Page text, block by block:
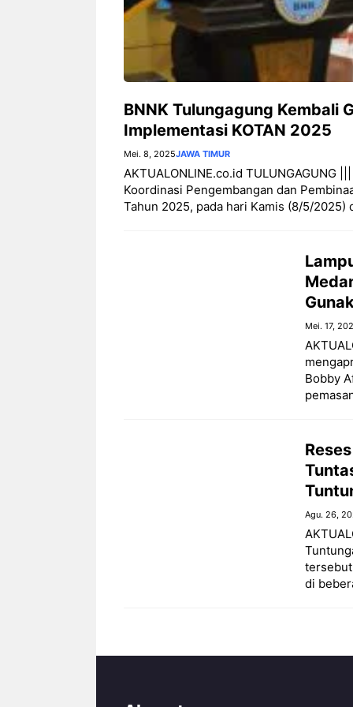
BNNK Tulungagung Kembali
Implementasi KOTAN 2025
Mei. 8, 2025JAWA TIMUR
AKTUALONLINE.co.id TULUNGAGUNG
Koordinasi Pengembangan dan
Tahun 2025, pada hari Kamis (8/5/2025)
Mei. 17,
Bobby
Agu. 26,
di